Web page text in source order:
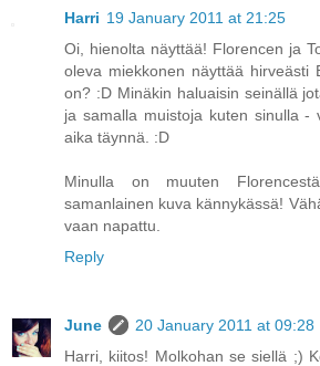
Harri 19 January 2011 at 21:25
Oi, hienolta näyttää! Florencen ja
oleva miekkonen näyttää hirveästi
on? :D Minäkin haluaisin seinällä
ja samalla muistoja kuten sinulla -
aika täynnä. :D
Minulla on muuten
samanlainen kuva kännykässä!
vaan napattu.
Reply
June
20 January 2011 at 09:28
Harri, kiitos! Molkohan se siellä ;)